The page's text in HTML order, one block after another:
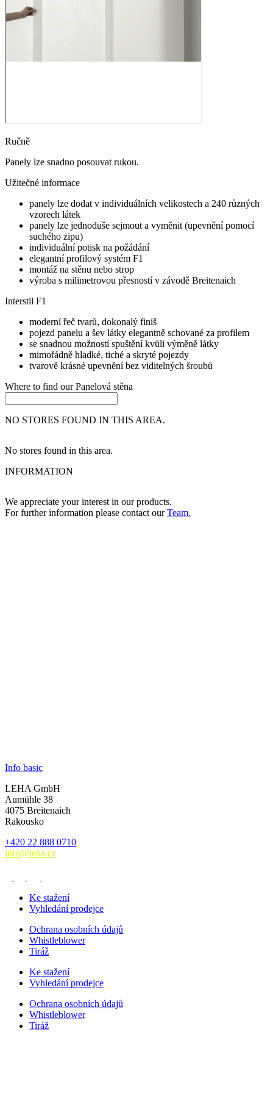
Ručně
Panely lze snadno posouvat rukou.
Užitečné informace
panely lze dodat v individuálních velikostech a 240 různých
vzorech látek
panely lze jednoduše sejmout a vyměnit (upevnění pomocí
suchého zipu)
individuální potisk na požádání
elegantní profilový systém F1
montáž na stěnu nebo strop
výroba s milimetrovou přesností v závodě Breitenaich
Interstil F1
moderní řeč tvarů, dokonalý finiš
pojezd panelu a šev látky elegantně schované za profilem
se snadnou možností spuštění kvůli výměně látky
mimořádně hladké, tiché a skryté pojezdy
tvarově krásné upevnění bez viditelných šroubů
Where to find our Panelová stěna
NO STORES FOUND IN THIS AREA.
No stores found in this area.
INFORMATION
We appreciate your interest in our products.
For further information please contact ourTeam.
Info basic
LEHA GmbH
Aumühle 38
4075 Breitenaich
Rakousko
+420 22 888 0710
info@leha.cz
Ke stažení
Vyhledání prodejce
Ochrana osobních údajů
Whistleblower
Tiráž
Ke stažení
Vyhledání prodejce
Ochrana osobních údajů
Whistleblower
Tiráž